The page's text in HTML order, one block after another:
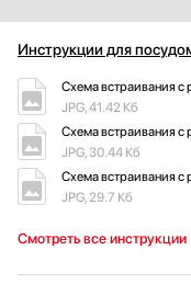
Инструкции для
Смотреть все инструкции
Схема встраивания с
JPG, 41.42 Кб
Схема встраивания с
JPG, 30.44 Кб
Схема встраивания с
JPG, 29.7 Кб